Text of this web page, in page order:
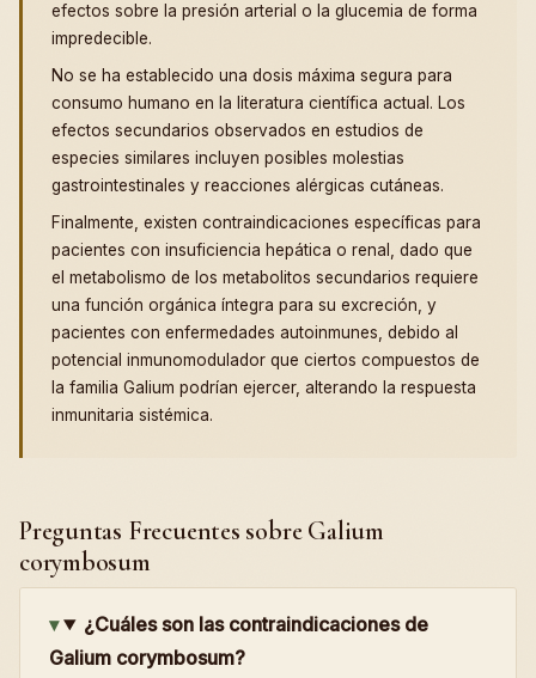
efectos sobre la presión arterial o la glucemia de forma
impredecible.
No se ha establecido una dosis máxima segura para
consumo humano en la literatura científica actual. Los
efectos secundarios observados en estudios de
especies similares incluyen posibles molestias
gastrointestinales y reacciones alérgicas cutáneas.
Finalmente, existen contraindicaciones específicas para
pacientes con insuficiencia hepática o renal, dado que
el metabolismo de los metabolitos secundarios requiere
una función orgánica íntegra para su excreción, y
pacientes con enfermedades autoinmunes, debido al
potencial inmunomodulador que ciertos compuestos de
la familia Galium podrían ejercer, alterando la respuesta
inmunitaria sistémica.
Preguntas Frecuentes sobre Galium
corymbosum
¿Cuáles son las contraindicaciones de
Galium corymbosum?